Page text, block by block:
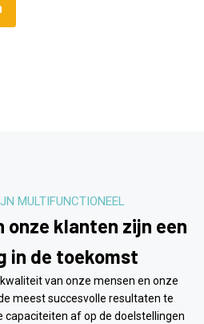
MULTIFUNCTIONEEL
onze klanten zijn een
in de toekomst
van onze mensen en onze
meest succesvolle resultaten te
capaciteiten af ​​op de doelstellingen